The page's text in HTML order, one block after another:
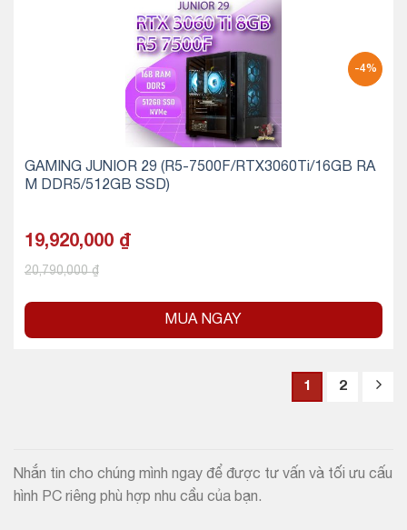
-4%
GAMING JUNIOR 29 (R5-7500F/RTX3060Ti/16GB RA
M DDR5/512GB SSD)
19,920,000 ₫
20,790,000₫
MUA NGAY
1 2
Nhắn tin cho chúng mình ngay để được tư vấn và tối ưu cấu
hình PC riêng phù hợp nhu cầu của bạn.